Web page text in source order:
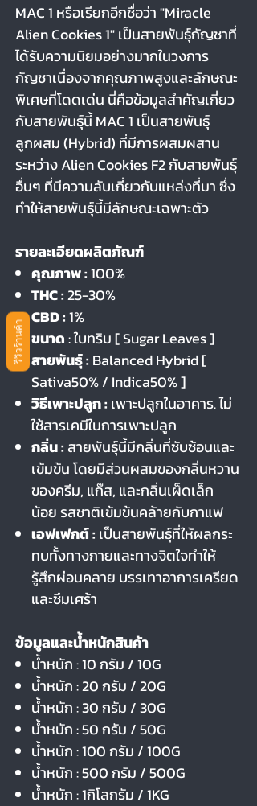
MAC 1 หรือเรียกอีกชื่อว่า "Miracle
Alien Cookies 1" เป็นสายพันธุ์กัญชาที่
ได้รับความนิยมอย่างมากในวงการ
กัญชาเนื่องจากคุณภาพสูงและลักษณะ
พิเศษที่โดดเด่น นี่คือข้อมูลสำคัญเกี่ยว
กับสายพันธุ์นี้ MAC 1 เป็นสายพันธุ์
ลูกผสม (Hybrid) ที่มีการผสมผสาน
ระหว่าง Alien Cookies F2 กับสายพันธุ์
อื่นๆ ที่มีความลับเกี่ยวกับแหล่งที่มา ซึ่ง
ทำให้สายพันธุ์นี้มีลักษณะเฉพาะตัว
รายละเอียดผลิตภัณฑ์
คุณภาพ :100%
THC :25-30%
CBD :1%
ขนาด: ใบทริม [ Sugar Leaves ]
สายพันธุ์ : Balanced Hybrid [
Sativa50% / Indica50% ]
วิธีเพาะปลูก : เพาะปลูกในอาคาร. ไม่
ใช้สารเคมีในการเพาะปลูก
กลิ่น :สายพันธุ์นี้มีกลิ่นที่ซับซ้อนและ
เข้มข้น โดยมีส่วนผสมของกลิ่นหวาน
ของครีม, แก๊ส, และกลิ่นเผ็ดเล็ก
น้อย รสชาติเข้มข้นคล้ายกับกาแฟ
เอฟเฟกต์ : เป็นสายพันธุ์ที่ให้ผลกระ
ทบทั้งทางกายและทางจิตใจทำให้
รู้สึกผ่อนคลาย บรรเทาอาการเครียด
และซึมเศร้า
ข้อมูลและน้ำหนักสินค้า
น้ำหนัก : 10 กรัม / 10G
น้ำหนัก : 20 กรัม / 20G
น้ำหนัก : 30 กรัม / 30G
น้ำหนัก : 50 กรัม / 50G
น้ำหนัก : 100 กรัม / 100G
น้ำหนัก : 500 กรัม / 500G
น้ำหนัก : 1กิโลกรัม / 1KG
รีวิวร้านค้า